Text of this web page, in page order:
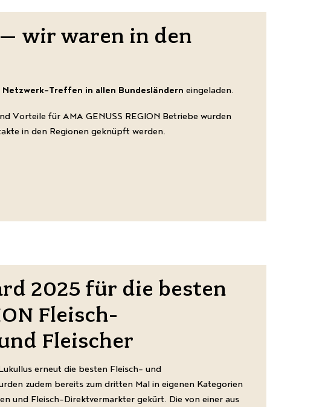
wir waren in den
Netzwerk-Treffen in allen Bundesländern eingeladen.
Vorteile für AMA GENUSS REGION Betriebe wurden
in den Regionen geknüpft werden.
2025 für die besten
Fleisch-
Fleischer
erneut die besten Fleisch- und
zudem bereits zum dritten Mal in eigenen Kategorien
und Fleisch-Direktvermarkter gekürt. Die von einer aus